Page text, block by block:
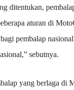
ditentukan,
aturan di
pembalap
sebutnya.
yang berlaga di